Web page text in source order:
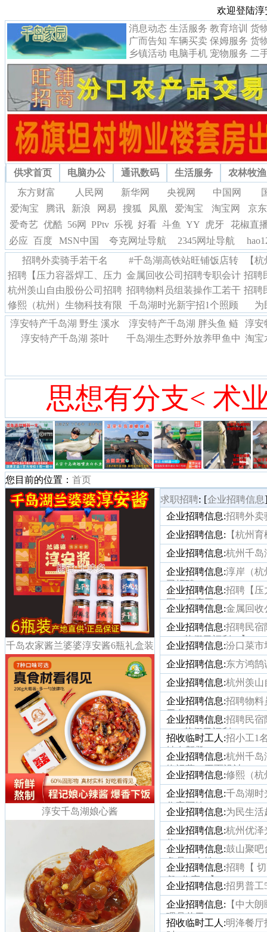
欢迎登陆
消息动态 生活服务 教育培训 货
广而告知 车辆买卖 保姆服务 货
乡镇活动 电脑手机 宠物服务 二
供求首页 电脑办公 通讯数码 生活服务
农林牧渔
东方财富
人民网 新华网 央视网 中国网
爱淘宝
腾讯 新浪 网易 搜狐 凤凰 爱淘宝 淘宝网
京东
爱奇艺 优酷 56网 PPtv 乐视 好看 斗鱼 YY 虎牙
花椒直
必应 百度 MSN中国 夸克网址导航 2345网址导航
招聘外卖骑手若干名
#千岛湖高铁站旺铺饭店转
让
【
招聘【压力容器焊工、压力
容器设计绘图、车床工
金属回收公司招聘专职会计
1名
招聘
（
杭州羡山自由股份公司招聘 招聘物料员组装操作工若干
名临时工若干名
招聘
（
修熙（杭州）生物科技有限
公司诚聘
千岛湖时光新宇招1个照顾
老人（男）的住家阿姨
为
淳安特产千岛湖 野生 溪水
鱼干
淳安特产千岛湖 胖头鱼 鲢
鱼
淳安
淳安特产千岛湖 茶叶
千岛湖生态野外放养甲鱼中 淘宝
思想有分支< 术
您目前的位置： 首页
千岛农家酱兰婆婆淳安酱6瓶礼盒装
淳安千岛湖娘心酱
求职招聘: [企业招聘信息
企业招聘信息:招聘外卖
企业招聘信息: 【杭州
企业招聘信息:杭州千岛
企业招聘信息:淳岸（杭
司招聘
企业招聘信息:招聘【压
图、车床工
企业招聘信息:金属回收
企业招聘信息:招聘民宿
4K+节假日福利）】
企业招聘信息:汾口菜市
企业招聘信息:东方鸿鹄
企业招聘信息:杭州羡山
企业招聘信息:招聘物料
干名
企业招聘信息:招聘民宿
4K+节假日福利）
招收临时工人:招小工1
址在新登
企业招聘信息:杭州千岛
络运营，平面设计
企业招聘信息:修熙（杭
企业招聘信息:千岛湖时
住家阿姨
企业招聘信息:为民生活
企业招聘信息:杭州优泽
位
企业招聘信息:鼓山聚吧
务员（女性）
企业招聘信息:招聘【
餐+住宿）】
企业招聘信息:招男普工
企业招聘信息: 【中大
理员若干！
招收临时工人:明洚餐厅